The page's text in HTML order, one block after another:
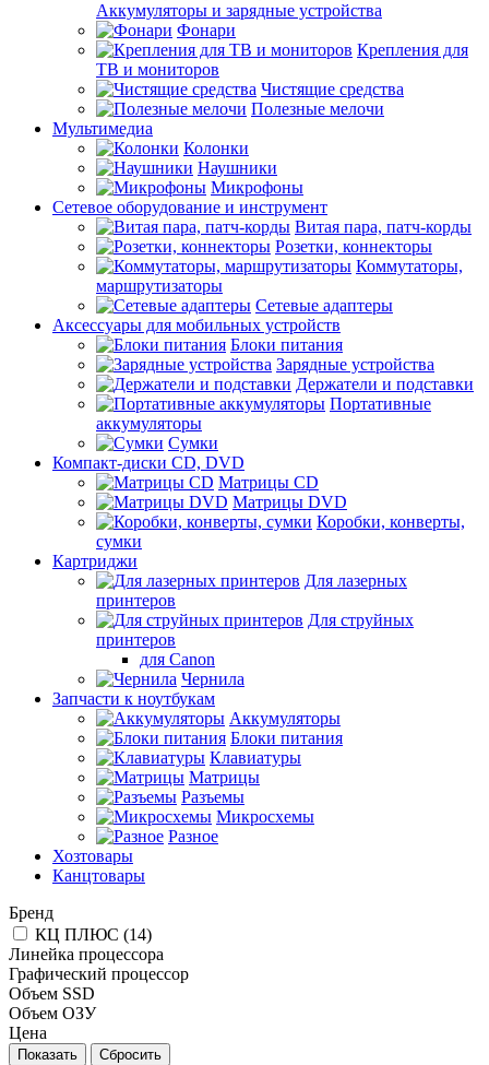
Аккумуляторы и зарядные устройства
Фонари
Крепления для
ТВ и мониторов
Чистящие средства
Полезные мелочи
Мультимедиа
Колонки
Наушники
Микрофоны
Сетевое оборудование и инструмент
Витая пара, патч-корды
Розетки, коннекторы
Коммутаторы,
маршрутизаторы
Сетевые адаптеры
Аксессуары для мобильных устройств
Блоки питания
Зарядные устройства
Держатели и подставки
Портативные
аккумуляторы
Сумки
Компакт-диски CD, DVD
Матрицы CD
Матрицы DVD
Коробки, конверты,
сумки
Картриджи
Для лазерных
принтеров
Для струйных
принтеров
для Canon
Чернила
Запчасти к ноутбукам
Аккумуляторы
Блоки питания
Клавиатуры
Матрицы
Разъемы
Микросхемы
Разное
Хозтовары
Канцтовары
Бренд
КЦ ПЛЮС (14)
Линейка процессора
Графический процессор
Объем SSD
Объем ОЗУ
Цена
Сбросить